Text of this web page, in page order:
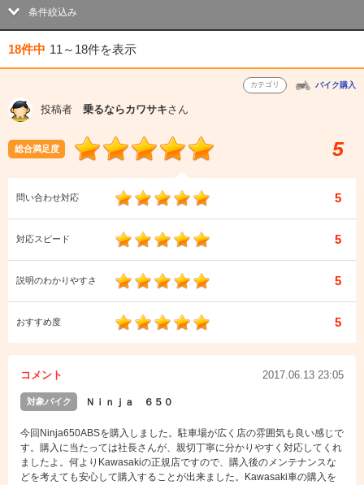
条件絞込み
18件中 11～18件を表示
カテゴリ バイク購入
投稿者 乗るならカワサキさん
総合満足度 5
問い合わせ対応 5
対応スピード 5
説明のわかりやすさ 5
おすすめ度 5
コメント 2017.06.13 23:05
対象バイク Ｎｉｎｊａ ６５０
今回Ninja650ABSを購入しました。駐車場が広く店の雰囲気も良い感じで
す。購入に当たっては社長さんが、親切丁寧に分かりやすく対応してくれ
ましたよ。何よりKawasakiの正規店ですので、購入後のメンテナンスな
どを考えても安心して購入することが出来ました。Kawasaki車の購入を